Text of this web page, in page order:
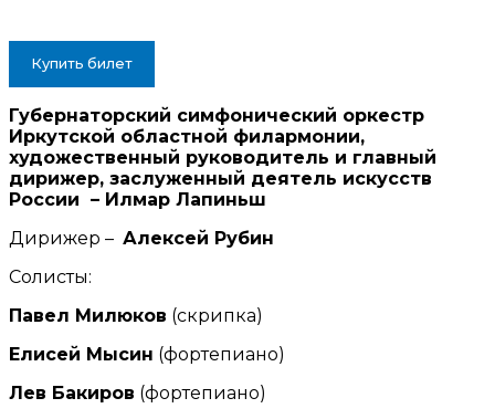
Купить билет
Губернаторский симфонический оркестр
Иркутской областной филармонии,
художественный руководитель и главный
дирижер, заслуженный деятель искусств
России – Илмар Лапиньш
Дирижер – Алексей Рубин
Солисты:
Павел Милюков (скрипка)
Елисей Мысин (фортепиано)
Лев Бакиров (фортепиано)